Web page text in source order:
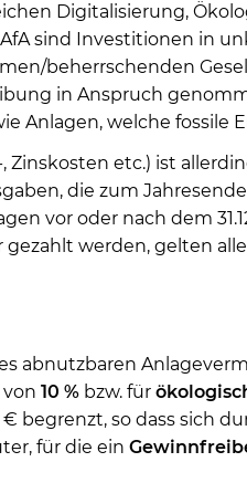
Digitalisierung,
sind Investitionen in
beherrschenden
in Anspruch
Anlagen, welche fossile
Zinskosten etc.) ist
die zum
vor oder nach dem
werden, gelten
abnutzbaren
von 10 % bzw. für
begrenzt, so dass sich
für die ein